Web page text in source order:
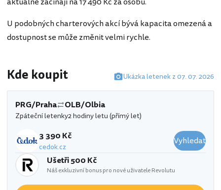
U podobných charterových akcí bývá kapacita omezená a
dostupnost se může změnit velmi rychle.
Kde koupit Ukázka letenek z 07. 07. 2026
PRG/Praha OLB/Olbia
Zpáteční letenky2 hodiny letu (přímý let)
3 390 Kč
cedok.cz
Vyhledat
Ušetři 500 Kč
Náš exkluzivní bonus pro nové uživatele Revolutu